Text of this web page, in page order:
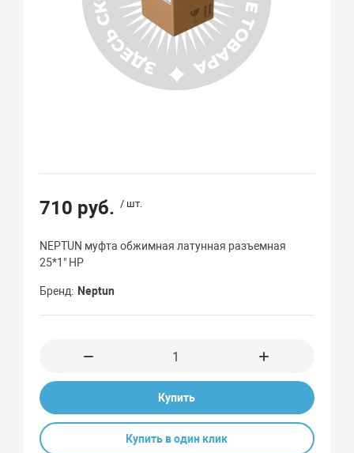
710 руб. / шт.
NEPTUN муфта обжимная латунная разъемная
25*1" НР
Бренд Neptun
Купить
Купить в один клик